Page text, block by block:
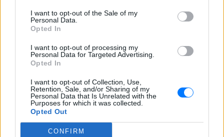
I want to opt-out of the Sale of my
Personal Data.
Opted In
I want to opt-out of processing my
Personal Data for Targeted Advertising.
Opted In
I want to opt-out of Collection, Use,
Retention, Sale, and/or Sharing of my
Personal Data that Is Unrelated with the
Purposes for which it was collected.
Opted Out
CONFIRM
Η Γαρυφαλλιά Καληφώνη στην
Πάρο με μαύρο μπικίνι ‑ δείτε
ΣΉΜΕΡΑ
Ιωάννα Τούνη: «Έβγαλα όλο το
βράδυ στο νοσοκομείο με ορούς